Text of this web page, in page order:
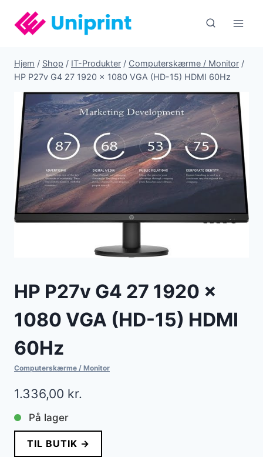
indhold
Hjem / Shop / IT-Produkter / Computerskærme / Monitor /
HP P27v G4 27 1920 x 1080 VGA (HD-15) HDMI 60Hz
HP P27v G4 27 1920 x
1080 VGA (HD-15) HDMI
60Hz
Computerskærme / Monitor
1.336,00 kr.
På lager
TIL BUTIK →